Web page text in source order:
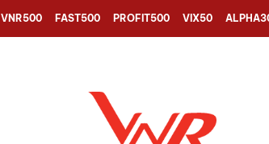
VNR500 FAST500 PROFIT500 VIX50